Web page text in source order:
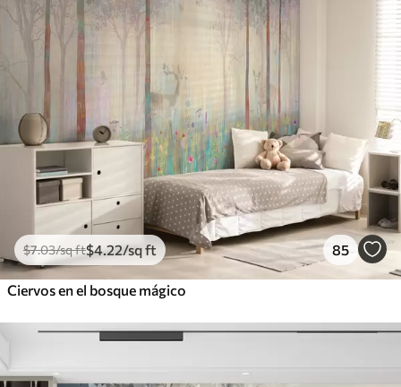
$7.03/sq ft$4.22/sq ft 85
Ciervos en el bosque mágico